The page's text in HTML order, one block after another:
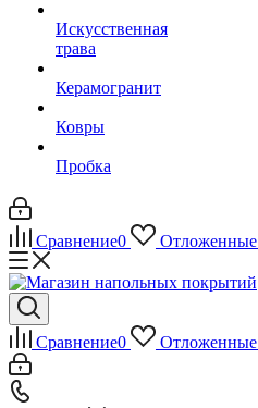
Искусственная
трава
Керамогранит
Ковры
Пробка
Сравнение0 Отложенные
Сравнение0 Отложенные